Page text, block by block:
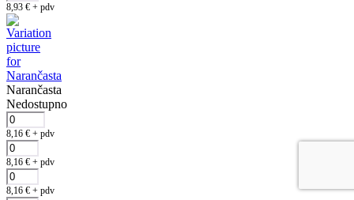
8,93 € + pdv
Narančasta
Nedostupno
8,16 € + pdv
8,16 € + pdv
8,16 € + pdv